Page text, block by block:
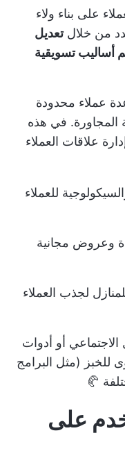
على بناء ولاء
من خلالتعديل
أساليب تسويقية
عملاء محدودة
المجاورة. في هذه
علاقات العملاء
للعملاء
وعروض مجانية
لجذب العملاء
أو أدوات
للخبز (مثل البرامج
🥐
على